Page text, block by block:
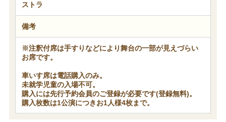
ストラ
備考
※注釈付席は手すりなどにより舞台の一部が見えづらい
お席です。
車いす席は電話購入のみ。
未就学児童の入場不可。
購入には先行予約会員のご登録が必要です(登録無料)。
購入枚数は1公演につきお1人様4枚まで。